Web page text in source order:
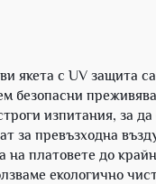
якета с UV защита
безопасни
изпитания, за
за превъзходна
на платовете до
екологично